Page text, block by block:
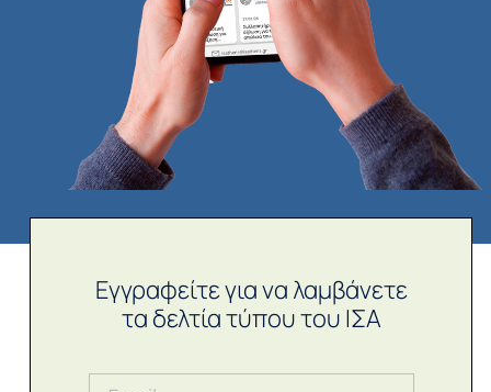
Εγγραφείτε για να λαμβάνετε
τα δελτία τύπου του ΙΣΑ